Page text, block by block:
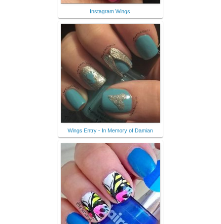
Instagram Wings
Wings Entry - In Memory of Damian